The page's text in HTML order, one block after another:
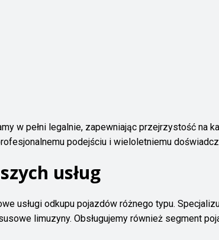
w pełni legalnie, zapewniając przejrzystość na
podejściu i wieloletniemu
usług
usługi odkupu pojazdów różnego typu.
limuzyny. Obsługujemy również segment